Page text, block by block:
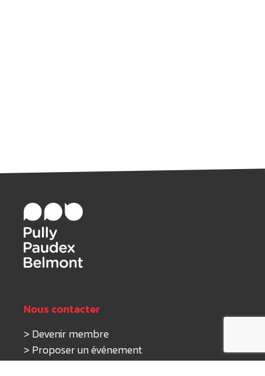
Nous contacter
> Devenir membre
> Proposer un événement
>Nous écrire